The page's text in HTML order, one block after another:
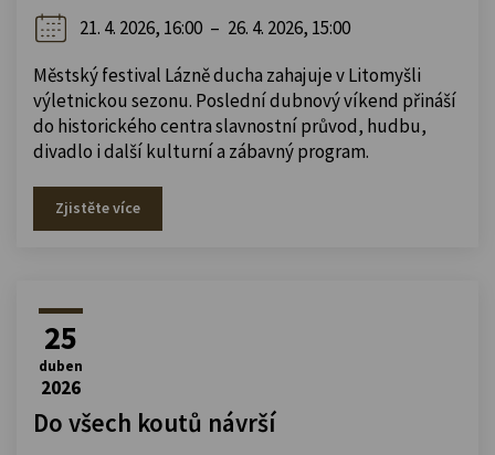
21. 4. 2026, 16:00 – 26. 4. 2026, 15:00
Městský festival Lázně ducha zahajuje v Litomyšli
výletnickou sezonu. Poslední dubnový víkend přináší
do historického centra slavnostní průvod, hudbu,
divadlo i další kulturní a zábavný program.
Zjistěte více
25
duben
2026
Do všech koutů návrší